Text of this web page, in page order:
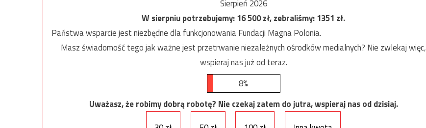
Sierpień 2026
W sierpniu potrzebujemy:16 500zł, zebraliśmy:1351 zł.
Państwa wsparcie jest niezbędne dla funkcjonowania Fundacji Magna Polonia.
Masz świadomość tego jak ważne jest przetrwanie niezależnych ośrodków medialnych? Nie zwlekaj więc,
wspieraj nas już od teraz.
8%
Uważasz, że robimy dobrą robotę? Nie czekaj zatem do jutra, wspieraj nas od dzisiaj.